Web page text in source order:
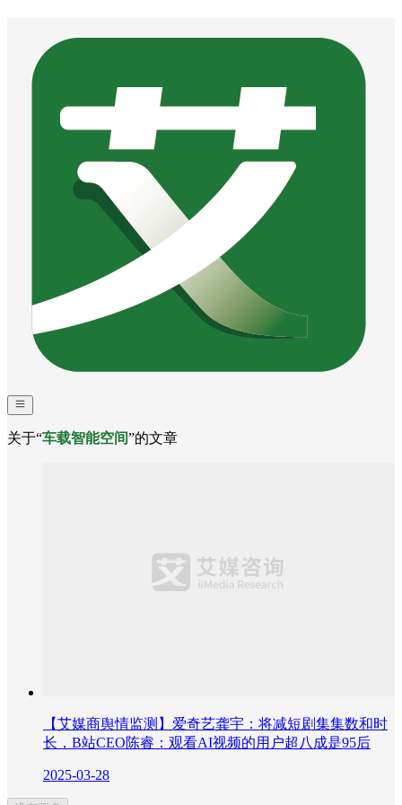
关于“车载智能空间”的文章
【艾媒商舆情监测】爱奇艺龚宇：将减短剧集集数和时
长，B站CEO陈睿：观看AI视频的用户超八成是95后
2025-03-28